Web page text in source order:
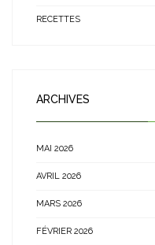
RECETTES
ARCHIVES
MAI 2026
AVRIL 2026
MARS 2026
FÉVRIER 2026